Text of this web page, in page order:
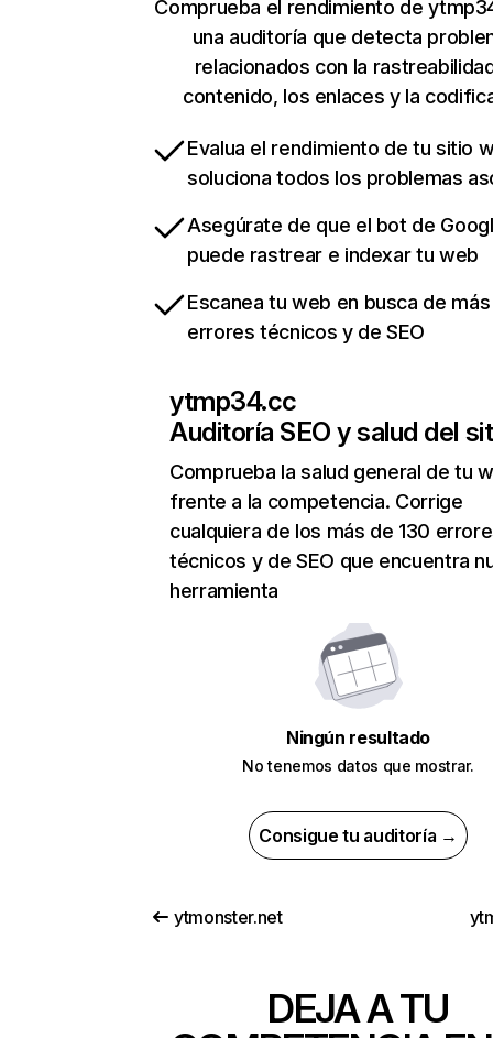
Comprueba el rendimiento de
una auditoría que detecta
relacionados con la
contenido, los enlaces y la
Evalua el rendimiento de tu sitio
soluciona todos los problemas
Asegúrate de que el bot de
puede rastrear e indexar tu web
Escanea tu web en busca de
errores técnicos y de SEO
ytmp34.cc
Auditoría SEO y salud del
Comprueba la salud general de tu
frente a la competencia. Corrige
cualquiera de los más de 130
técnicos y de SEO que encuentra
herramienta
Ningún resultado
No tenemos datos que mostrar.
Consigue tu auditoría →
ytmonster.net
DEJA A TU